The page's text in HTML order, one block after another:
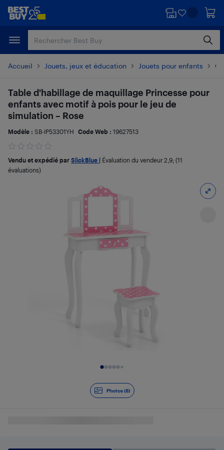
Passer
principal
Passer
Accueil Jouets, jeux et éducation Jouets pour enfants
Photos (8)
Table d'habillage de maquillage Princesse pour
enfants avec motif à pois pour le jeu de
simulation – Rose
Modèle : SB-IP53301YH Code Web : 19627513
Vendu et expédié par SlickBlue Évaluation du vendeur 2,9; (11
évaluations)